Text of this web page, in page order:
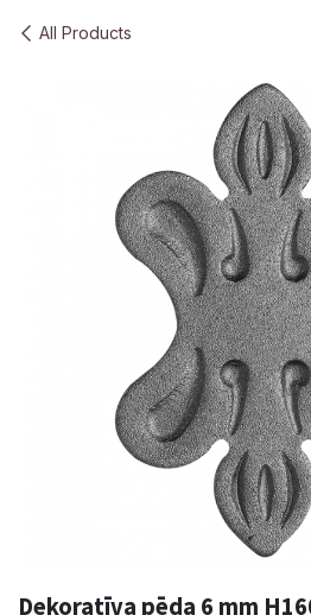
All Products
Dekoratīva pēda 6 mm